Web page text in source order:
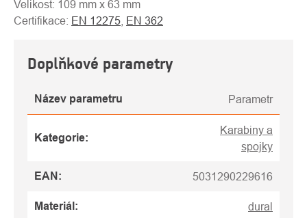
Velikost: 109 mm x 63 mm
Certifikace: EN 12275 EN 362
Doplňkové parametry
Název parametru Parametr
Kategorie:
Karabiny a
spojky
EAN : 5031290229616
Materiál : dural